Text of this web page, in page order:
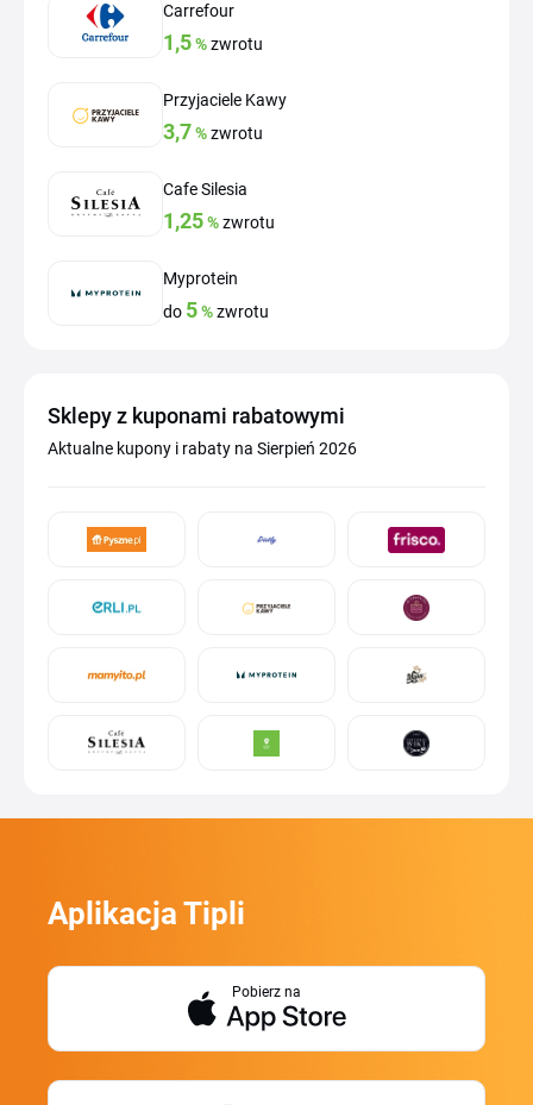
Carrefour
1,5%zwrotu
Przyjaciele Kawy
3,7%zwrotu
Cafe Silesia
1,25%zwrotu
Myprotein
do 5%zwrotu
Sklepy z kuponami rabatowymi
Aktualne kupony i rabaty na Sierpień 2026
Aplikacja Tipli
Pobierz na